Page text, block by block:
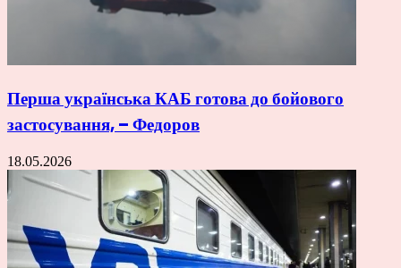
Перша українська КАБ готова до бойового
застосування, – Федоров
18.05.2026